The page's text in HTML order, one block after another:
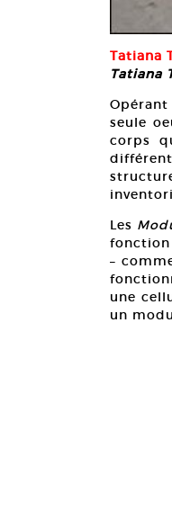
Tatiana
Tatiana
seule
corps
Les
fonction
–
une
un